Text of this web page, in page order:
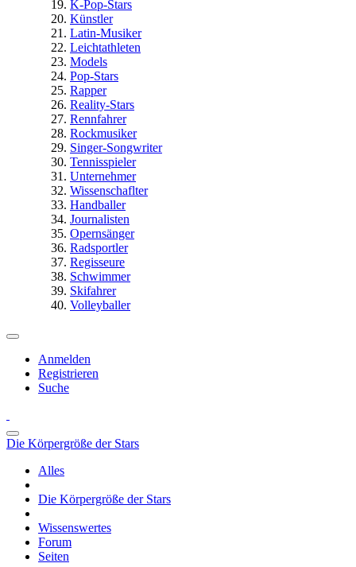
K-Pop-Stars
Künstler
Latin-Musiker
Leichtathleten
Models
Pop-Stars
Rapper
Reality-Stars
Rennfahrer
Rockmusiker
Singer-Songwriter
Tennisspieler
Unternehmer
Wissenschaflter
Handballer
Journalisten
Opernsänger
Radsportler
Regisseure
Schwimmer
Skifahrer
Volleyballer
Anmelden
Registrieren
Suche
Die Körpergröße der Stars
Alles
Die Körpergröße der Stars
Wissenswertes
Forum
Seiten